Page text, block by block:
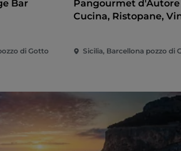
Bar
di Gotto
Pangourmet d'Autore
Cucina, Ristopane,
Sicilia, Barcellona pozzo di